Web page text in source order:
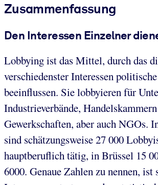
Zusammenfassung
Den Interessen Einzelner
Lobbying ist das Mittel, durch das
verschiedenster Interessen
beeinflussen. Sie lobbyieren für
Industrieverbände,
Gewerkschaften, aber auch NGOs.
sind schätzungsweise 27 000
hauptberuflich tätig, in Brüssel 15
6000. Genaue Zahlen zu nennen,